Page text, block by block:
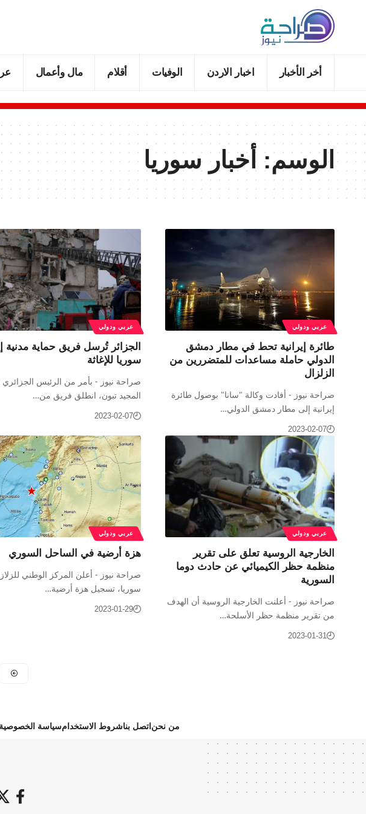
أخر الأخبار اخبار الاردن الوفيات أقلام مال وأعمال
الوسم: أخبار سوريا
عربي ودولي
طائرة إيرانية تحط في مطار دمشق
الدولي حاملة مساعدات للمتضررين من
الزلزال
صراحة نيوز - أفادت وكالة "سانا" بوصول طائرة
إيرانية إلى مطار دمشق الدولي…
2023-02-07
عربي ودولي
الجزائر تُرسل فريق حماية مدنية
سوريا للإغاثة
صراحة نيوز - بأمر من الرئيس الجزائري
المجيد تبون، انطلق فريق من…
2023-02-07
عربي ودولي
الخارجية الروسية تعلق على تقرير
منظمة حظر الكيميائي عن حادث دوما
السورية
صراحة نيوز - أعلنت الخارجية الروسية أن الهدف
من تقرير منظمة حظر الأسلحة…
2023-01-31
عربي ودولي
هزة أرضية في الساحل السوري
صراحة نيوز - أعلن المركز الوطني
سوريا، تسجيل هزة أرضية…
2023-01-29
من نحن اتصل بناشروط الاستخدامسياسة الخصوصية